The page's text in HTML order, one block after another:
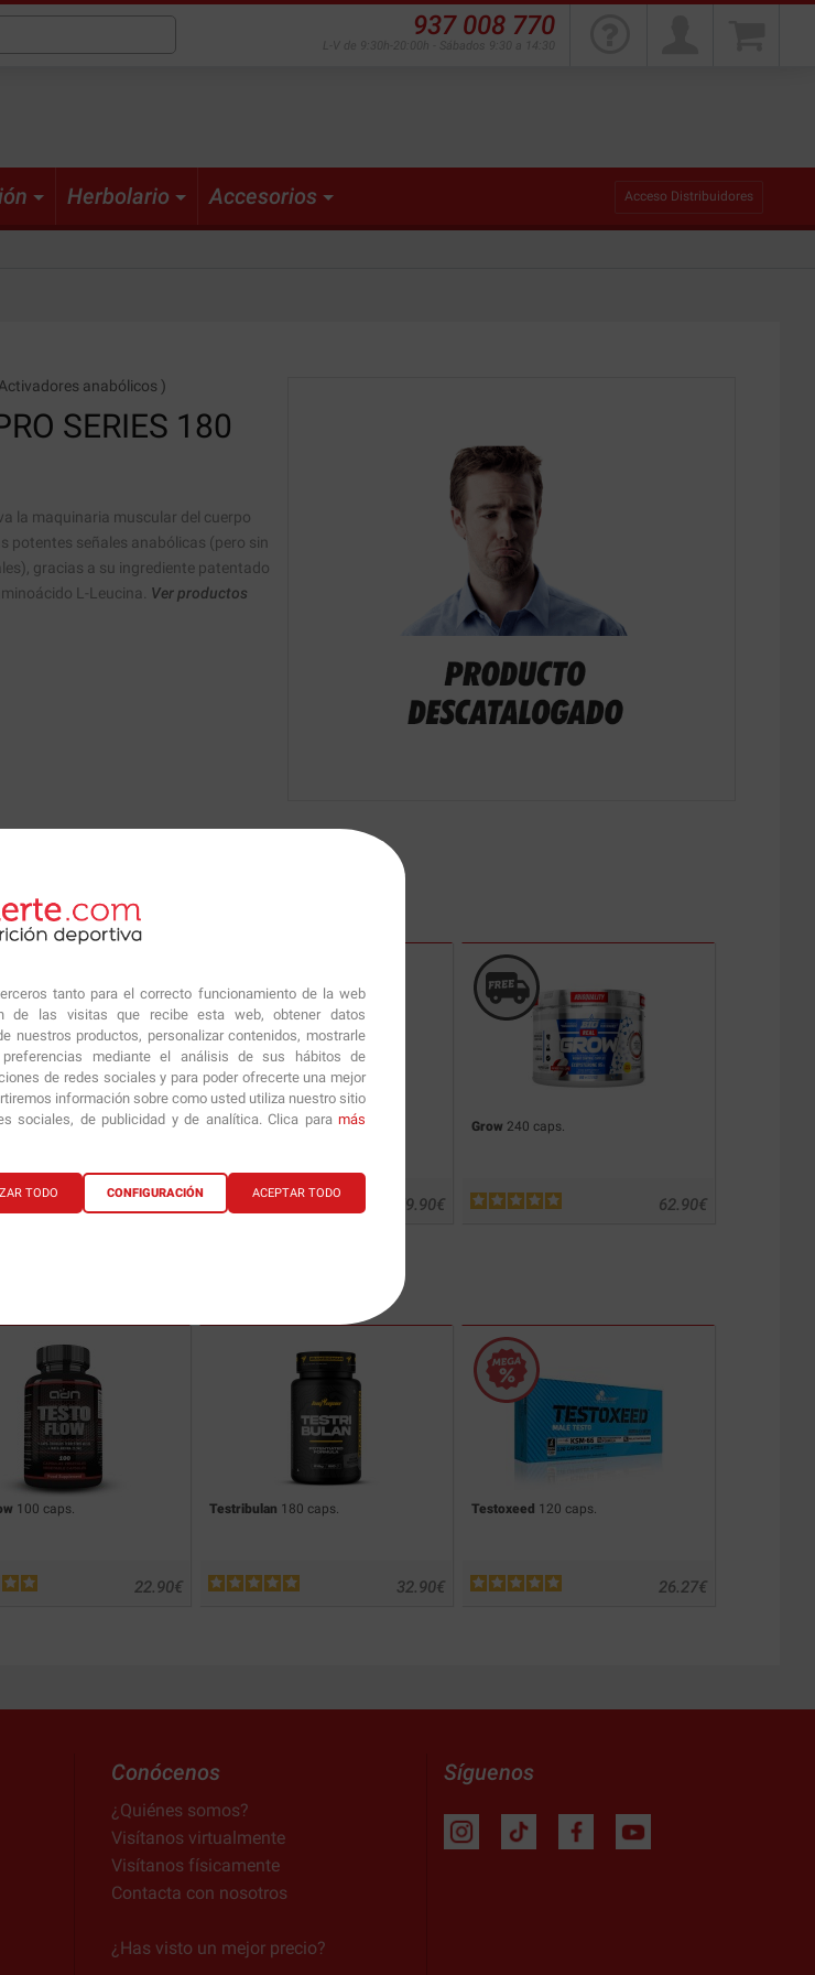
tanto para el correcto funcionamiento de la web
de las visitas que recibe esta web, obtener datos
nuestros productos, personalizar contenidos, mostrarle
mediante el análisis de sus hábitos de
de redes sociales y para poder ofrecerte una mejor
información sobre como usted utiliza nuestro sitio
sociales, de publicidad y de analítica. Clica para más
ACEPTAR TODO
TODO CONFIGURACIÓN
937 008 770
Herbolario Accesorios Acceso Distribuidores
Activadores anabólicos )
SERIES 180
la maquinaria muscular del cuerpo
potentes señales anabólicas (pero sin
gracias a su ingrediente patentado
L-Leucina. Ver productos
Explosion200 caps. GrowSublingual 50 ml
€
59.90
Grow 240 caps.
€
62.90
100 caps.
€
22.90
Testribulan 180 caps.
€
32.90
Testoxeed 120 caps.
€
26.27
Conócenos
¿Quiénes somos?
Visítanos virtualmente
Visítanos físicamente
Contacta con nosotros
¿Has visto un mejor precio?
Síguenos